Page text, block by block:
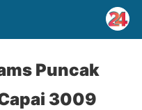
Puncak
3009